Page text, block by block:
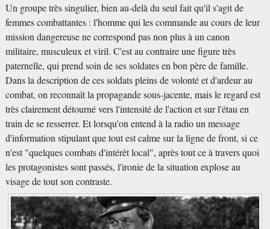
Un groupe très singulier, bien au-delà du seul fait qu'il s'agit de
femmes combattantes : l'homme qui les commande au cours de leur
mission dangereuse ne correspond pas non plus à un canon
militaire, musculeux et viril. C'est au contraire une figure très
paternelle, qui prend soin de ses soldates en bon père de famille.
Dans la description de ces soldats pleins de volonté et d'ardeur au
combat, on reconnaît la propagande sous-jacente, mais le regard est
très clairement détourné vers l'intensité de l'action et sur l'étau en
train de se resserrer. Et lorsqu'on entend à la radio un message
d'information stipulant que tout est calme sur la ligne de front, si ce
n'est "quelques combats d'intérêt local", après tout ce à travers quoi
les protagonistes sont passés, l'ironie de la situation explose au
visage de tout son contraste.